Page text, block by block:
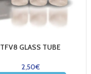
TFV8 GLASS TUBE
2,50€